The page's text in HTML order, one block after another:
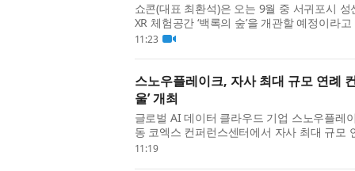
쇼콘(대표 최환석)은 오는 9월 중 서귀포시
XR 체험공간 ‘백록의 숲’을 개관할 예정이라
보는 데 머무르지 않고, VR HMD를 착용한
11:23
스노우플레이크, 자사 최대 규모 연례
울’ 개최
글로벌 AI 데이터 클라우드 기업 스노우플레
동 코엑스 컨퍼런스센터에서 자사 최대 규모
(Snowflake World Tour) 서울’을 개최한다. ‘
11:19